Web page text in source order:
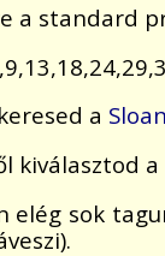
a standard
a
kiválasztod
elég sok